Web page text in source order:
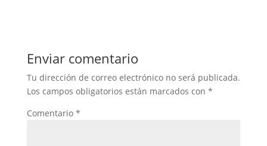
Enviar comentario
Tu dirección de correo electrónico no será publicada.
Los campos obligatorios están marcados con *
Comentario *